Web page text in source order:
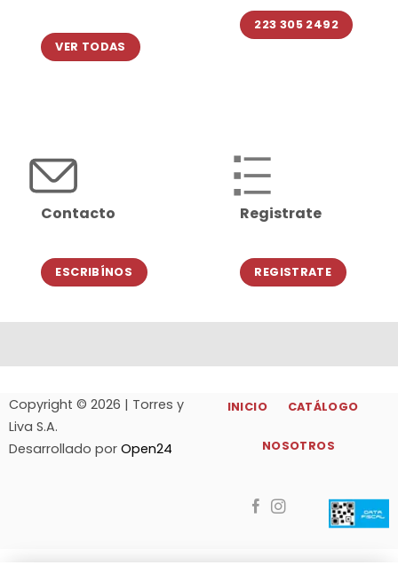
VER TODAS
223 305 2492
Contacto
ESCRIBÍNOS
Registrate
REGISTRATE
Copyright © 2026 | Torres y
Liva S.A.
Desarrollado por Open24
INICIO CATÁLOGO
NOSOTROS